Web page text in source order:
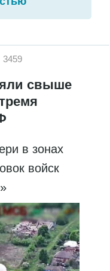
3459
свыше
в зонах
войск